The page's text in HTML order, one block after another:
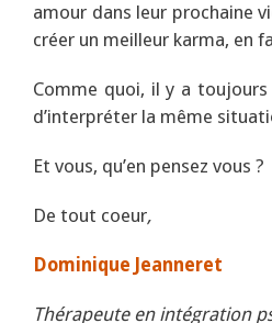
amour dans leur prochaine
créer un meilleur karma, en
Comme quoi, il y a
d’interpréter la même
Et vous, qu’en pensez vous ?
De tout coeur,
Dominique Jeanneret
Thérapeute en intégration